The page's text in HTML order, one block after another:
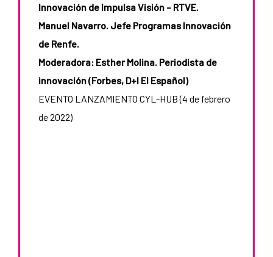
Innovación de Impulsa Visión – RTVE.
Manuel Navarro. Jefe Programas Innovación
de Renfe.
Moderadora: Esther Molina. Periodista de
innovación (Forbes, D+I El Español)
EVENTO LANZAMIENTO CYL-HUB (4 de febrero
de 2022)